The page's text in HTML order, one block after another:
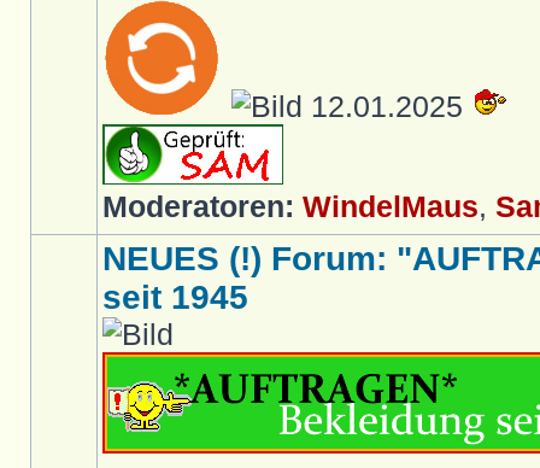
12.01.2025
Moderatoren: WindelMaus,
NEUES (!) Forum:
seit 1945